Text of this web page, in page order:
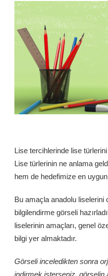
Lise tercihlerinde lise
Lise türlerinin ne anlama
hem de hedefimize en
Bu amaçla anadolu liselerini
bilgilendirme görseli
liselerinin amaçları, genel
bilgi yer almaktadır.
Görseli inceledikten sonra